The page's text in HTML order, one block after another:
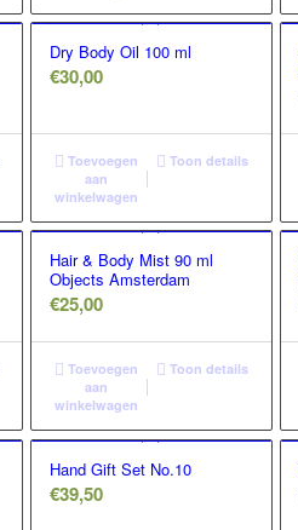
Dry Body Oil 100 ml
€30,00
Toevoegen
aan
winkelwagen
Toon details
Hair & Body Mist 90 ml
Objects Amsterdam
€25,00
Toevoegen
aan
winkelwagen
Toon details
Hand Gift Set No.10
€39,50